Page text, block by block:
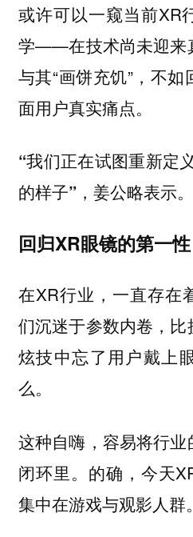
或许可以一窥当前XR
学——在技术尚未迎来
与其“画饼充饥”，不
面用户真实痛点。
“我们正在试图重新定
的样子” ，姜公略表示。
回归XR眼镜的第一性
在XR行业，一直存
们沉迷于参数内卷，
炫技中忘了用户戴上
么。
这种自嗨，容易将行
闭环里。的确，今天
集中在游戏与观影人群。